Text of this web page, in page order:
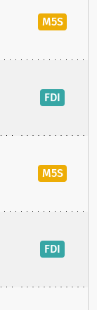
M5S
FDI
M5S
FDI